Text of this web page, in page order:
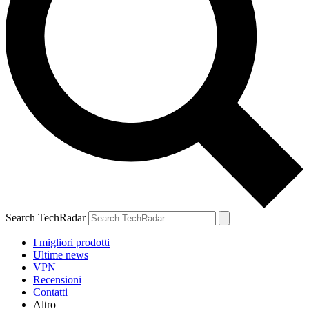
Search TechRadar
I migliori prodotti
Ultime news
VPN
Recensioni
Contatti
Altro